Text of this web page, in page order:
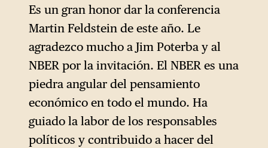
Es un gran honor dar la conferencia
Martin Feldstein de este año. Le
agradezco mucho a Jim Poterba y al
NBER por la invitación. El NBER es una
piedra angular del pensamiento
económico en todo el mundo. Ha
guiado la labor de los responsables
políticos y contribuido a hacer del